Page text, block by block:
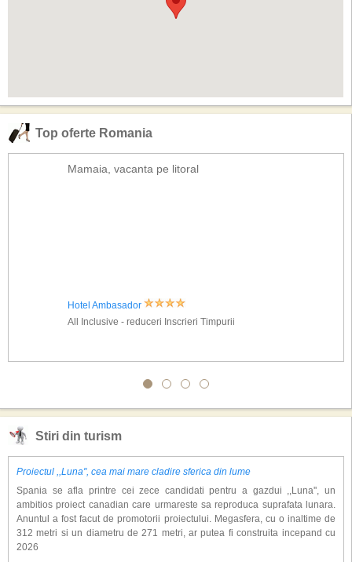
Top oferte Romania
Mamaia, vacanta pe litoral
Hotel Ambasador
All Inclusive - reduceri Inscrieri Timpurii
Stiri din turism
Proiectul ,,Luna'', cea mai mare cladire sferica din lume
Spania se afla printre cei zece candidati pentru a gazdui ,,Luna'', un
ambitios proiect canadian care urmareste sa reproduca suprafata lunara.
Anuntul a fost facut de promotorii proiectului. Megasfera, cu o inaltime de
312 metri si un diametru de 271 metri, ar putea fi construita incepand cu
2026